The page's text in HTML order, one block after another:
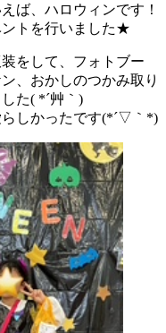
ば、ハロウィンです！
ントを行いました★
をして、フォトブー
、おかしのつかみ取り
た( *´艸｀)
しかったです(*´▽｀*)